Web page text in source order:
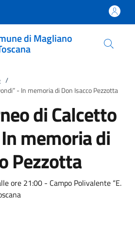
di Magliano
/
- In memoria di Don Isacco Pezzotta
di Calcetto
memoria di
Pezzotta
ore 21:00 - Campo Polivalente “E.